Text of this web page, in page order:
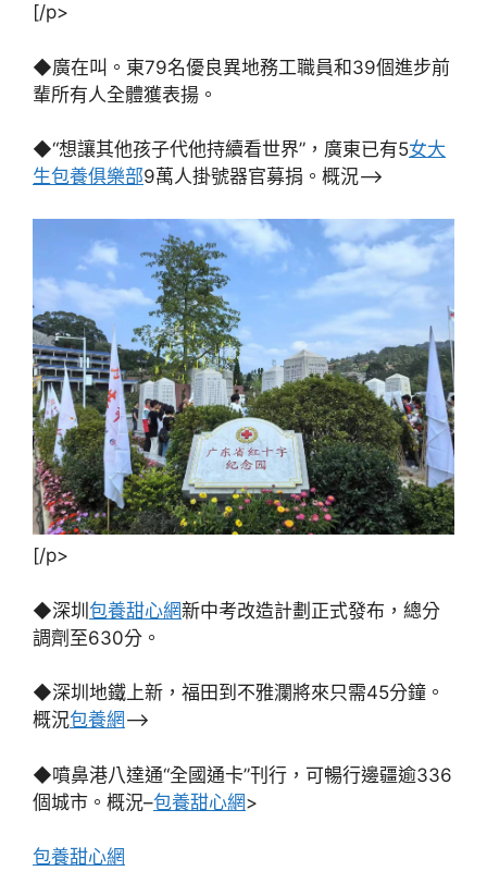
[/p>
◆廣在叫。東79名優良異地務工職員和39個進步前
輩所有人全體獲表揚。
◆“想讓其他孩子代他持續看世界”，廣東已有5女大
生包養俱樂部9萬人掛號器官募捐。概況–>
[/p>
◆深圳 包養甜心網新中考改造計劃正式發布，總分
調劑至630分。
◆深圳地鐵上新，福田到不雅瀾將來只需45分鐘。
概況包養網 –>
◆噴鼻港八達通“全國通卡”刊行，可暢行邊疆逾336
個城市。概況–包養甜心網>
包養甜心網